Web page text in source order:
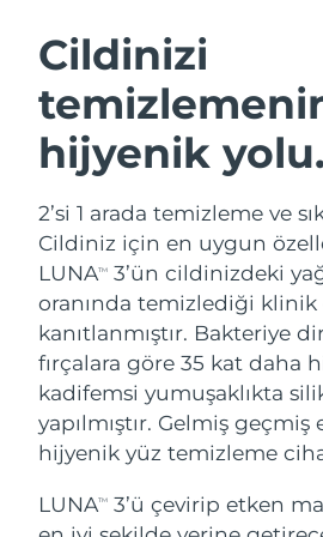
Cildinizi
hijyenik yolu.
2’si 1 arada temizleme ve
Cildiniz için en uygun
LUNATM
3’ün cildinizdeki
oranında temizlediği klinik
kanıtlanmıştır. Bakteriye
fırçalara göre 35 kat daha
kadifemsi yumuşaklıkta
yapılmıştır. Gelmiş
hijyenik yüz temizleme
LUNATM
3’ü çevirip etken
Yüz temizleme
Anti-aging massage
LUNA™ 4 Plus
Massage, LED
LUNA™ 4 Men
For men, anti-aging
Yüz
Microcurrent toning
BEAR™ 2 go
Microcurrent
BEAR™ 2 eyes
Microcurrent line
Nemlendirme
UFO™ 3 seti
Deep facial
UFO™ 3 LED
device
issa™ 4
Hybrid silicone
issa™ 4 plus
FAQ™ YAŞLANMA
Yaşlanma karşıtı
Avustralya
Avusturya
Bahreyn
Belçika
Bermuda
Bosna-Hersek